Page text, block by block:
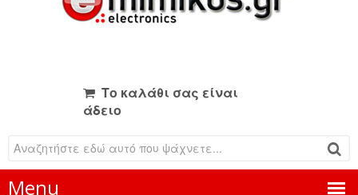
Το καλάθι σας είναι
άδειο
Menu